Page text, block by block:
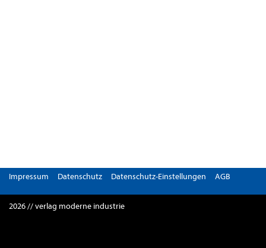
Impressum Datenschutz Datenschutz-Einstellungen AGB
2026 // verlag moderne industrie